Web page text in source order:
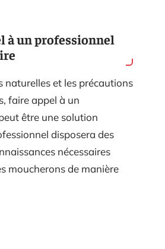
à un professionnel
naturelles et les précautions
faire appel à un
être une solution
disposera des
nécessaires
moucherons de manière